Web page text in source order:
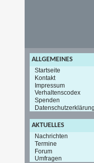
ALLGEMEINES
Startseite
Kontakt
Impressum
Verhaltenscodex
Spenden
Datenschutzerklärung
AKTUELLES
Nachrichten
Termine
Forum
Umfragen